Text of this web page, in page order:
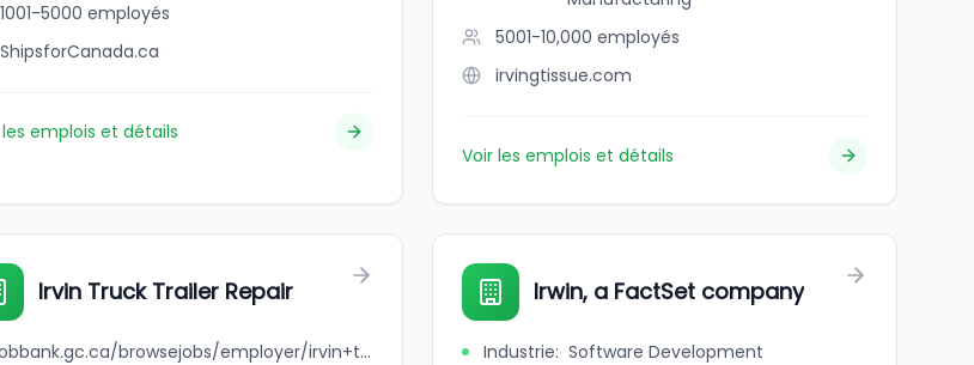
1001-5000 employés
ShipsforCanada.ca
les emplois et détails
5001-10,000 employés
irvingtissue.com
Voir les emplois et détails
Irvin Truck Trailer Repair
jobbank.gc.ca/browsejobs/employer/irvin+truck+trailer+repair/ca
Irwin, a FactSet company
Industrie: Software Development